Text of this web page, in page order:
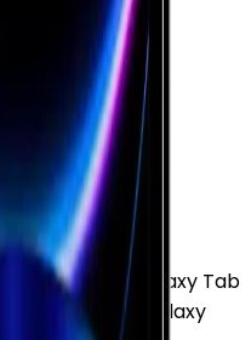
Tab S10 Ultra Galaxy Tab
Tab A9 Plus
Galaxy